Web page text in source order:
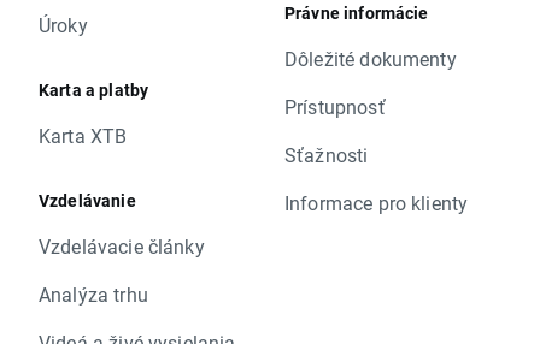
Úroky
Karta a platby
Karta XTB
Vzdelávanie
Vzdelávacie články
Analýza trhu
Právne informácie
Dôležité dokumenty
Prístupnosť
Sťažnosti
Informace pro klienty